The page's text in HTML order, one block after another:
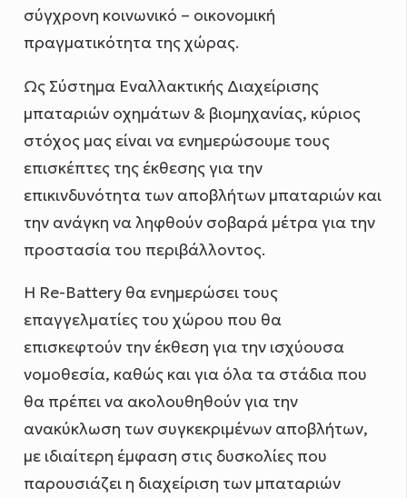
σύγχρονη κοινωνικό – οικονομική
πραγματικότητα της χώρας.
Ως Σύστημα Εναλλακτικής Διαχείρισης
μπαταριών οχημάτων & βιομηχανίας, κύριος
στόχος μας είναι να ενημερώσουμε τους
επισκέπτες της έκθεσης για την
επικινδυνότητα των αποβλήτων μπαταριών και
την ανάγκη να ληφθούν σοβαρά μέτρα για την
προστασία του περιβάλλοντος.
Η Re-Battery θα ενημερώσει τους
επαγγελματίες του χώρου που θα
επισκεφτούν την έκθεση για την ισχύουσα
νομοθεσία, καθώς και για όλα τα στάδια που
θα πρέπει να ακολουθηθούν για την
ανακύκλωση των συγκεκριμένων αποβλήτων,
με ιδιαίτερη έμφαση στις δυσκολίες που
παρουσιάζει η διαχείριση των μπαταριών